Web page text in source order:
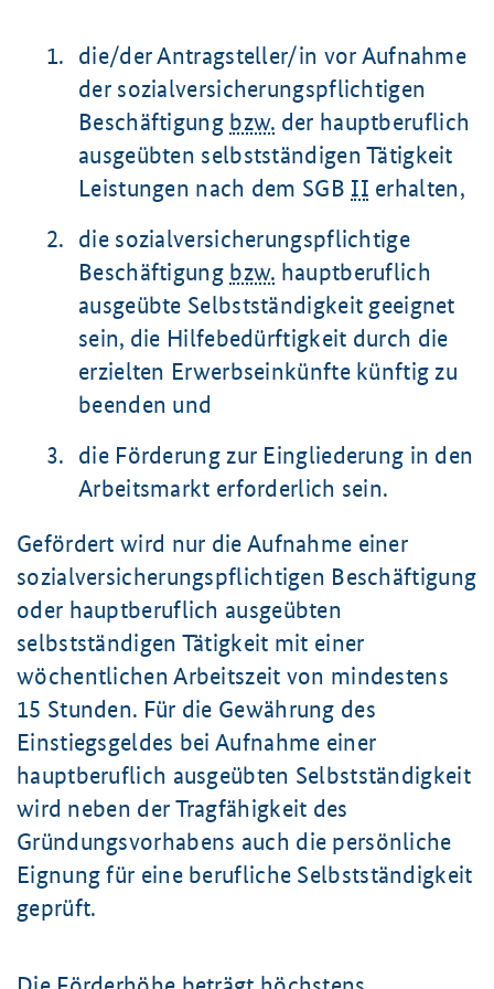
die/der Antragsteller/in vor Aufnahme
der sozialversicherungspflichtigen
Beschäftigung bzw. der hauptberuflich
ausgeübten selbstständigen Tätigkeit
Leistungen nach dem SGB II erhalten,
die sozialversicherungspflichtige
Beschäftigung bzw. hauptberuflich
ausgeübte Selbstständigkeit geeignet
sein, die Hilfebedürftigkeit durch die
erzielten Erwerbseinkünfte künftig zu
beenden und
die Förderung zur Eingliederung in den
Arbeitsmarkt erforderlich sein.
Gefördert wird nur die Aufnahme einer
sozialversicherungspflichtigen Beschäftigung
oder hauptberuflich ausgeübten
selbstständigen Tätigkeit mit einer
wöchentlichen Arbeitszeit von mindestens
15 Stunden. Für die Gewährung des
Einstiegsgeldes bei Aufnahme einer
hauptberuflich ausgeübten Selbstständigkeit
wird neben der Tragfähigkeit des
Gründungsvorhabens auch die persönliche
Eignung für eine berufliche Selbstständigkeit
geprüft.